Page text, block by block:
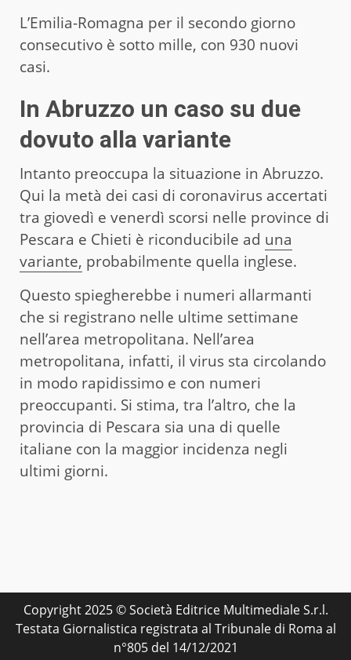
L’Emilia-Romagna per il secondo giorno
consecutivo è sotto mille, con 930 nuovi
casi.
In Abruzzo un caso su due
dovuto alla variante
Intanto preoccupa la situazione in Abruzzo.
Qui la metà dei casi di coronavirus accertati
tra giovedì e venerdì scorsi nelle province di
Pescara e Chieti è riconducibile ad una
variante, probabilmente quella inglese.
Questo spiegherebbe i numeri allarmanti
che si registrano nelle ultime settimane
nell’area metropolitana. Nell’area
metropolitana, infatti, il virus sta circolando
in modo rapidissimo e con numeri
preoccupanti. Si stima, tra l’altro, che la
provincia di Pescara sia una di quelle
italiane con la maggior incidenza negli
ultimi giorni.
Copyright 2025 © Società Editrice Multimediale S.r.l.
Testata Giornalistica registrata al Tribunale di Roma al
n°805 del 14/12/2021